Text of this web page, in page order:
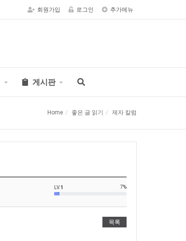
회원가입 로그인 추가메뉴
게시판
Home 좋은 글 읽기 제자 칼럼
LV.1 7%
목록